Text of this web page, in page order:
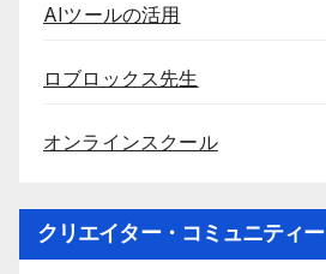
AIツールの活用
ロブロックス先生
オンラインスクール
クリエイター・コミュニティー